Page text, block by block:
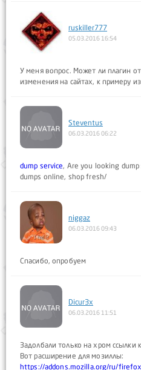
ruskiller777
05.03.2016 16:54
У меня вопрос. Может ли плагин
изменения на сайтах, к примеру
Steventus
06.03.2016 06:22
dump service, Are you looking
dumps online, shop fresh/
niggaz
06.03.2016 09:43
Спасибо, опробуем
Dicur3x
06.03.2016 11:51
Задолбали только на хром ссылки
Вот расширение для мозиллы:
https://addons.mozilla.org/ru/